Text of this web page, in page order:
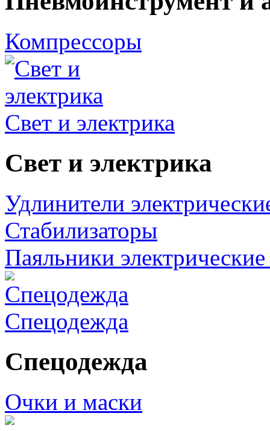
Компрессоры
Свет и электрика
Свет и электрика
Удлинители
Стабилизаторы
Паяльники
Спецодежда
Спецодежда
Очки и маски